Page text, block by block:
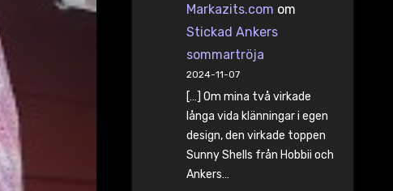
Markazits.com om
Stickad Ankers
sommartröja
2024-11-07
[…] Om mina två virkade
långa vida klänningar i egen
design, den virkade toppen
Sunny Shells från Hobbii och
Ankers…